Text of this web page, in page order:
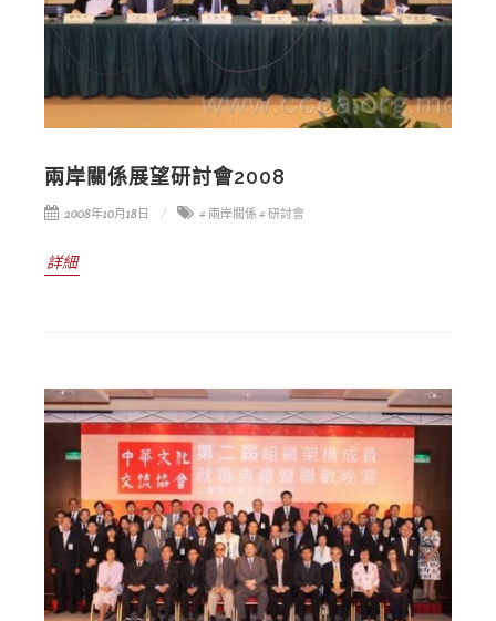
兩岸關係展望研討會2008
2008年10月18日 # 兩岸關係 # 研討會
詳細